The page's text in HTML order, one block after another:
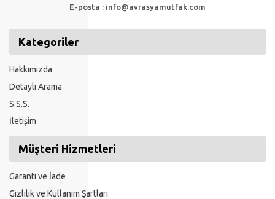
E-posta : info@avrasyamutfak.com
Kategoriler
Hakkımızda
Detaylı Arama
S.S.S.
İletişim
Müşteri Hizmetleri
Garanti ve İade
Gizlilik ve Kullanım Şartları